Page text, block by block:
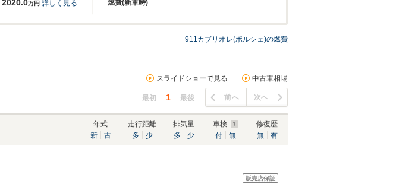
燃費(新車時)
2020.0万円 詳しく見る
---
911カブリオレ(ポルシェ)の燃費
スライドショーで見る 中古車相場
最初 1 最後 前へ 次へ
年式
新
古
走行距離
多
少
排気量
多
少
車検
付
無
修復歴
無
有
販売店保証